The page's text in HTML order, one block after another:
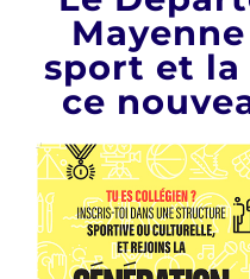
sport et la
ce